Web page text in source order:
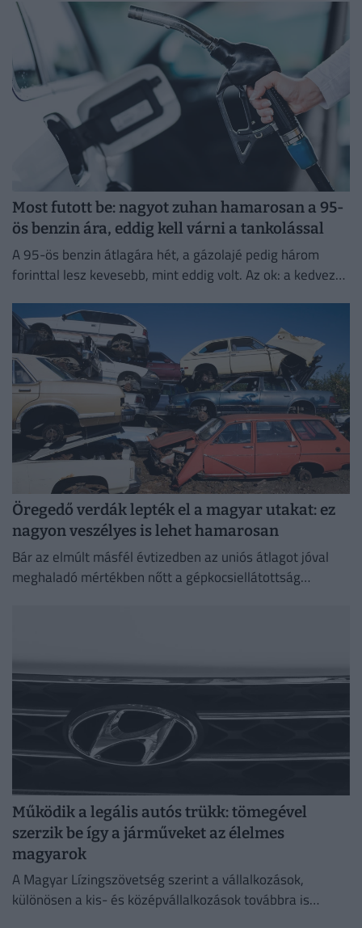
Most futott be: nagyot zuhan hamarosan a 95-
ös benzin ára, eddig kell várni a tankolással
A 95-ös benzin átlagára hét, a gázolajé pedig három
forinttal lesz kevesebb, mint eddig volt. Az ok: a kedvező
Öregedő verdák lepték el a magyar utakat: ez
nagyon veszélyes is lehet hamarosan
Bár az elmúlt másfél évtizedben az uniós átlagot jóval
meghaladó mértékben nőtt a gépkocsiellátottság
Működik a legális autós trükk: tömegével
szerzik be így a járműveket az élelmes
magyarok
A Magyar Lízingszövetség szerint a vállalkozások,
különösen a kis- és középvállalkozások továbbra is